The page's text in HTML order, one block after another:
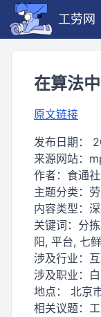
工劳网
在算法
原文链接
发布日期：
来源网站：
作者： 食通
主题分类：
内容类型：
关键词： 分
阳, 平台, 七
涉及行业：
涉及职业：
地点： 北京
相关议题：